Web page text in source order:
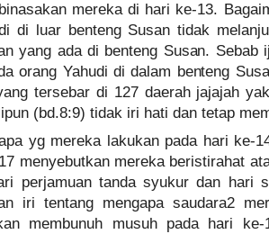
mereka di hari ke-13.
di luar benteng Susan tidak
yang ada di benteng Susan. Sebab
orang Yahudi di dalam benteng
tersebar di 127 daerah jajajah
(bd.8:9) tidak iri hati dan tetap
yg mereka lakukan pada hari ke-
menyebutkan mereka beristirahat
perjamuan tanda syukur dan hari
iri tentang mengapa saudara2
membunuh musuh pada hari